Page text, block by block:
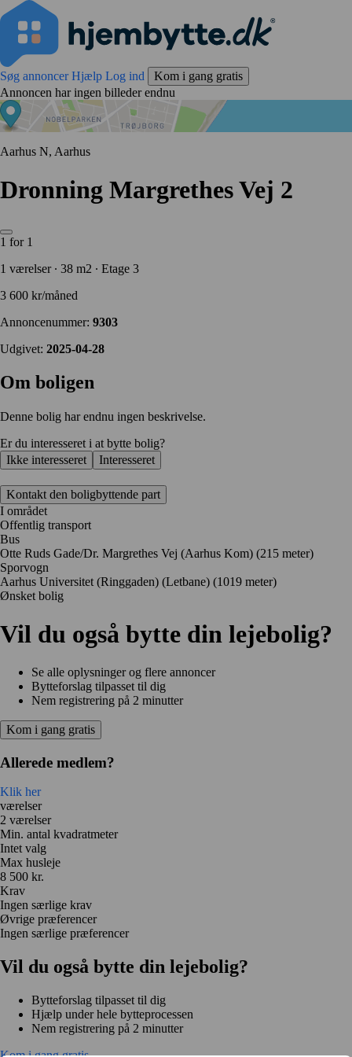
Søg annoncerHjælp Log ind
Kom i gang gratis
Annoncen har ingen billeder endnu
Aarhus N, Aarhus
Dronning Margrethes Vej 2
1 for 1
1 værelser ∙ 38 m2 ∙ Etage 3
3 600 kr/måned
Annoncenummer: 9303
Udgivet: 2025-04-28
Om boligen
Denne bolig har endnu ingen beskrivelse.
Er du interesseret i at bytte bolig?
Ikke interesseret
Interesseret
Kontakt den boligbyttende part
I området
Offentlig transport
Bus
Otte Ruds Gade/Dr. Margrethes Vej (Aarhus Kom) (215 meter)
Sporvogn
Aarhus Universitet (Ringgaden) (Letbane) (1019 meter)
Ønsket bolig
Vil du også bytte din lejebolig?
Se alle oplysninger og flere annoncer
Bytteforslag tilpasset til dig
Nem registrering på 2 minutter
Kom i gang gratis
Allerede medlem?
Klik her
værelser
2 værelser
Min. antal kvadratmeter
Intet valg
Max husleje
8 500 kr.
Krav
Ingen særlige krav
Øvrige præferencer
Ingen særlige præferencer
Vil du også bytte din lejebolig?
Bytteforslag tilpasset til dig
Hjælp under hele bytteprocessen
Nem registrering på 2 minutter